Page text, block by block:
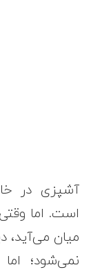
آشپزی در
است. اما
میان می‌آید،
نمی‌شود؛